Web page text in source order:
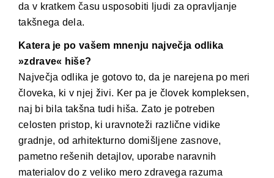
da v kratkem času usposobiti ljudi za opravljanje
takšnega dela.
Katera je po vašem mnenju največja odlika
»zdrave« hiše?
Največja odlika je gotovo to, da je narejena po meri
človeka, ki v njej živi. Ker pa je človek kompleksen,
naj bi bila takšna tudi hiša. Zato je potreben
celosten pristop, ki uravnoteži različne vidike
gradnje, od arhitekturno domišljene zasnove,
pametno rešenih detajlov, uporabe naravnih
materialov do z veliko mero zdravega razuma